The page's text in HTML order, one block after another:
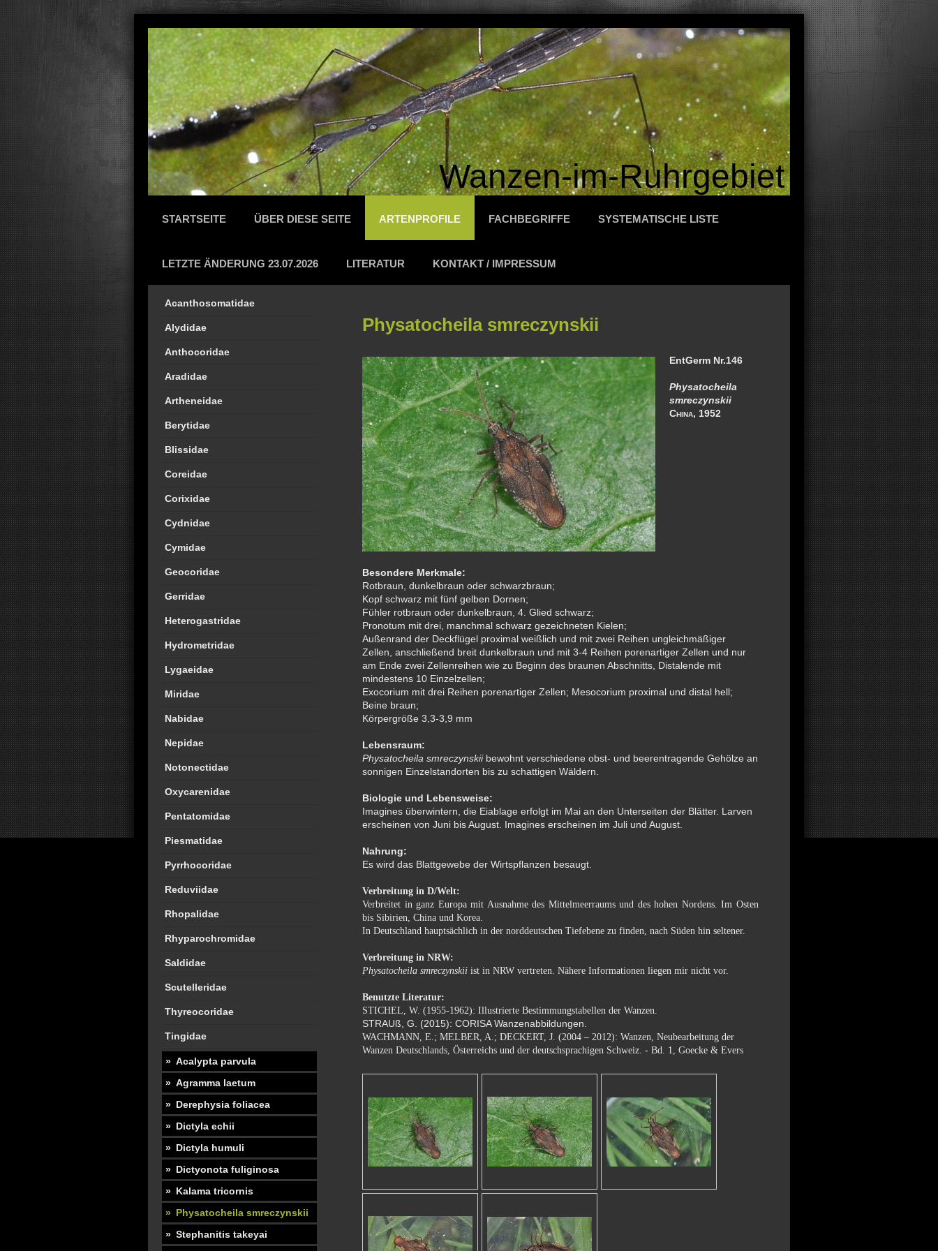
Wanzen-im-Ruhrgebiet
STARTSEITE ÜBER DIESE SEITE ARTENPROFILE FACHBEGRIFFE SYSTEMATISCHE LISTE
LETZTE ÄNDERUNG 23.07.2026 LITERATUR KONTAKT / IMPRESSUM
Physatocheila smreczynskii
EntGerm Nr.146
Physatocheila
smreczynskii
China, 1952
Besondere Merkmale:
Rotbraun, dunkelbraun oder schwarzbraun;
Kopf schwarz mit fünf gelben Dornen;
Fühler rotbraun oder dunkelbraun, 4. Glied schwarz;
Pronotum mit drei, manchmal schwarz gezeichneten Kielen;
Außenrand der Deckflügel proximal weißlich und mit zwei Reihen ungleichmäßiger
Zellen, anschließend breit dunkelbraun und mit 3-4 Reihen porenartiger Zellen und nur
am Ende zwei Zellenreihen wie zu Beginn des braunen Abschnitts, Distalende mit
mindestens 10 Einzelzellen;
Exocorium mit drei Reihen porenartiger Zellen; Mesocorium proximal und distal hell;
Beine braun;
Körpergröße 3,3-3,9 mm
Lebensraum:
Physatocheila smreczynskiibewohnt verschiedene obst- und beerentragende Gehölze an
sonnigen Einzelstandorten bis zu schattigen Wäldern.
Biologie und Lebensweise:
Imagines überwintern, die Eiablage erfolgt im Mai an den Unterseiten der Blätter. Larven
erscheinen von Juni bis August. Imagines erscheinen im Juli und August.
Nahrung:
Es wird das Blattgewebe der Wirtspflanzen besaugt.
Verbreitung in D/Welt:
Verbreitet in ganz Europa mit Ausnahme des Mittelmeerraums und des hohen Nordens. Im Osten
bis Sibirien, China und Korea.
In Deutschland hauptsächlich in der norddeutschen Tiefebene zu finden, nach Süden hin seltener.
Verbreitung in NRW:
Physatocheila smreczynskii ist in NRW vertreten. Nähere Informationen liegen mir nicht vor.
Benutzte Literatur:
STICHEL, W. (1955-1962): Illustrierte Bestimmungstabellen der Wanzen.
STRAUß, G. (2015): CORISA Wanzenabbildungen.
WACHMANN, E.; MELBER, A.; DECKERT, J. (2004 – 2012): Wanzen, Neubearbeitung der
Wanzen Deutschlands, Österreichs und der deutschsprachigen Schweiz. - Bd. 1, Goecke & Evers
Acanthosomatidae
Alydidae
Anthocoridae
Aradidae
Artheneidae
Berytidae
Blissidae
Coreidae
Corixidae
Cydnidae
Cymidae
Geocoridae
Gerridae
Heterogastridae
Hydrometridae
Lygaeidae
Miridae
Nabidae
Nepidae
Notonectidae
Oxycarenidae
Pentatomidae
Piesmatidae
Pyrrhocoridae
Reduviidae
Rhopalidae
Rhyparochromidae
Saldidae
Scutelleridae
Thyreocoridae
Tingidae
Acalypta parvula
Agramma laetum
Derephysia foliacea
Dictyla echii
Dictyla humuli
Dictyonota fuliginosa
Kalama tricornis
Physatocheila smreczynskii
Stephanitis takeyai